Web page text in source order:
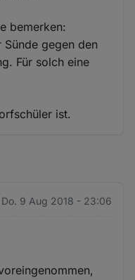
bemerken:
gegen den
Für solch eine
ist.
Do. 9 Aug 2018 - 23:06